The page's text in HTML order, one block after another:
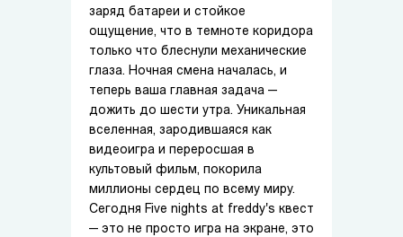
заряд батареи и стойкое
ощущение, что в темноте коридора
только что блеснули механические
глаза. Ночная смена началась, и
теперь ваша главная задача —
дожить до шести утра. Уникальная
вселенная, зародившаяся как
видеоигра и переросшая в
культовый фильм, покорила
миллионы сердец по всему миру.
Сегодня Five nights at freddy's квест
— это не просто игра на экране, это